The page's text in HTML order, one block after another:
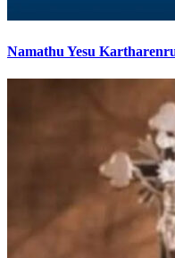
Namathu Yesu